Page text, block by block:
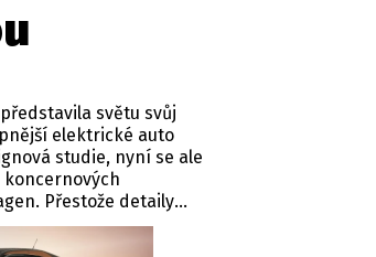
světu svůj
elektrické auto
studie, nyní se ale
koncernových
Přestože detaily
že cena by měla
výroba započne už příští